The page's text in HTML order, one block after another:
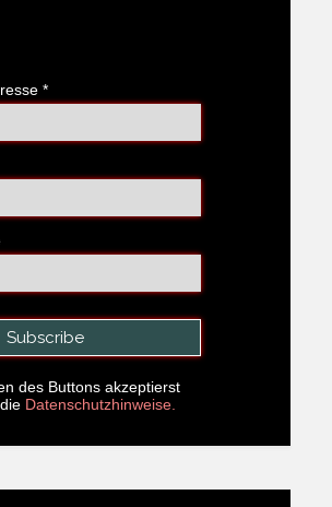
*
des Buttons akzeptierst
Datenschutzhinweise.